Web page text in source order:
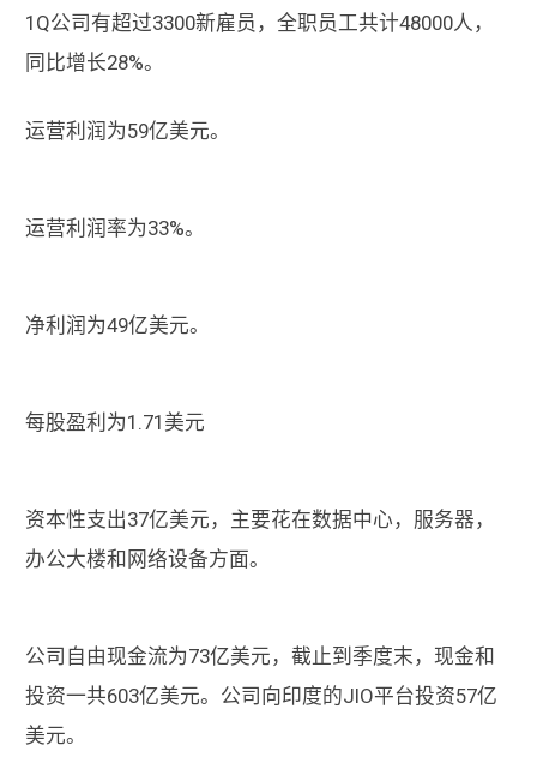
1Q公司有超过3300新雇员，全职员工共计48000人，
同比增长28%。
运营利润为59亿美元。
运营利润率为33%。
净利润为49亿美元。
每股盈利为1.71美元
资本性支出37亿美元，主要花在数据中心，服务器，
办公大楼和网络设备方面。
公司自由现金流为73亿美元，截止到季度末，现金和
投资一共603亿美元。公司向印度的JIO平台投资57亿
美元。